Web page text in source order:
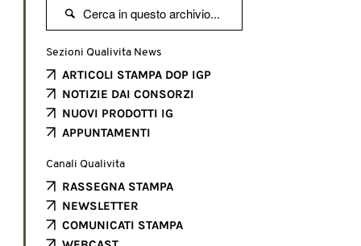

Sezioni Qualivita News
ARTICOLI STAMPA DOP IGP
NOTIZIE DAI CONSORZI
NUOVI PRODOTTI IG
APPUNTAMENTI
Canali Qualivita
RASSEGNA STAMPA
NEWSLETTER
COMUNICATI STAMPA